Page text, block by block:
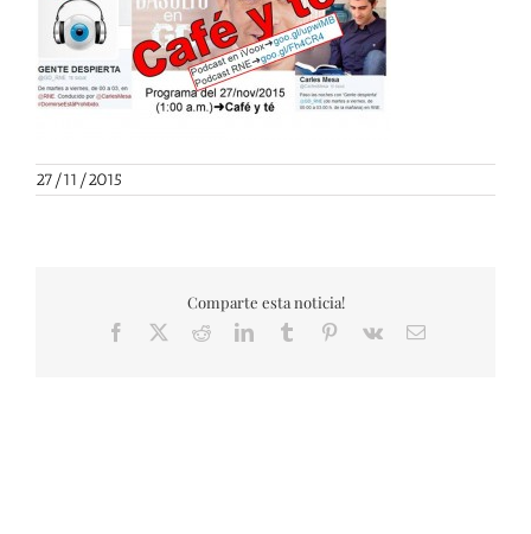
27/11/2015
Comparte esta noticia!
Facebook RedditLinkedInTumblr Pinterest
Vk
Correo